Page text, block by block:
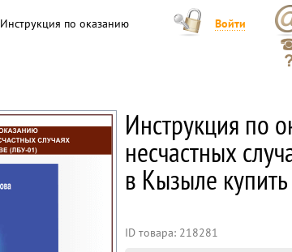
Инструкция по оказанию
Войти
Инструкция по
несчастных
в Кызыле купить
ID товара: 218281